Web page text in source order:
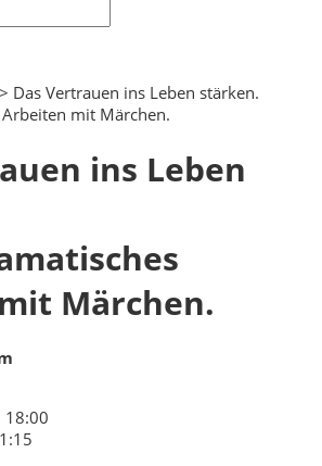
> Das Vertrauen ins Leben stärken.
mit Märchen.
ins Leben
Märchen.
18:00